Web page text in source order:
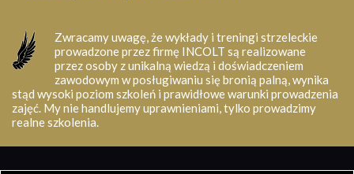
Zwracamy uwagę, że wykłady i treningi strzeleckie
prowadzone przez firmę INCOLT są realizowane
przez osoby z unikalną wiedzą i doświadczeniem
zawodowym w posługiwaniu się bronią palną, wynika
stąd wysoki poziom szkoleń i prawidłowe warunki prowadzenia
zajęć. My nie handlujemy uprawnieniami, tylko prowadzimy
realne szkolenia.